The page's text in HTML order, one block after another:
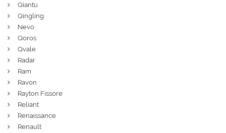
Qiantu
Qingling
Nevo
Qoros
Qvale
Radar
Ram
Ravon
Rayton Fissore
Reliant
Renaissance
Renault